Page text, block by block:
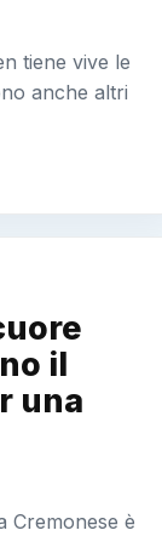
tiene vive le
anche altri
il
una
Cremonese è